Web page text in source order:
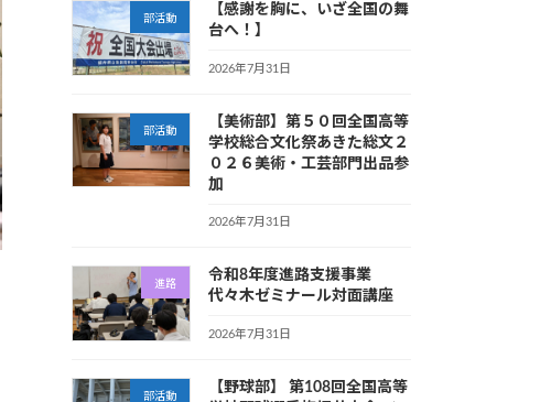
部活動
【感謝を胸に、いざ全国の舞
台へ！】
2026年7月31日
部活動
【美術部】第５０回全国高等
学校総合文化祭あきた総文２
０２６美術・工芸部門出品参
加
2026年7月31日
進路
令和8年度進路支援事業
代々木ゼミナール対面講座
2026年7月31日
部活動
【野球部】 第108回全国高等